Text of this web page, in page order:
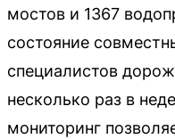
мостов и 1367
состояние
специалистов
несколько раз в
мониторинг